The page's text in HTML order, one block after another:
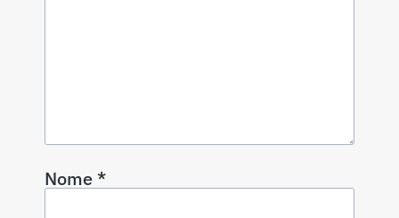
Nome*